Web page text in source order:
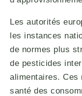
Les autorités
les instances
de normes plus
de pesticides
alimentaires. Ces
santé des